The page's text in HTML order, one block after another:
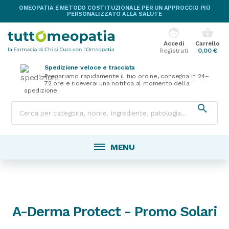
OMEOPATIA E METODO COSTITUZIONALE PER UN APPROCCIO PIÙ
PERSONALIZZATO ALLA SALUTE
shopping_basket
Carrello
0,00 €
face
Accedi
Registrati
Spedizione veloce e tracciata
Prepariamo rapidamente il tuo ordine, consegna in 24–
72 ore e riceverai una notifica al momento della
spedizione.

MENU
A-Derma Protect - Promo Solari